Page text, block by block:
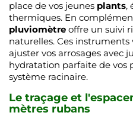
place de vos jeunes plants,
thermiques. En
pluviomètre offre un suivi
naturelles. Ces
ajuster vos arrosages avec
hydratation parfaite de vos
système racinaire.
Le traçage et
mètres rubans